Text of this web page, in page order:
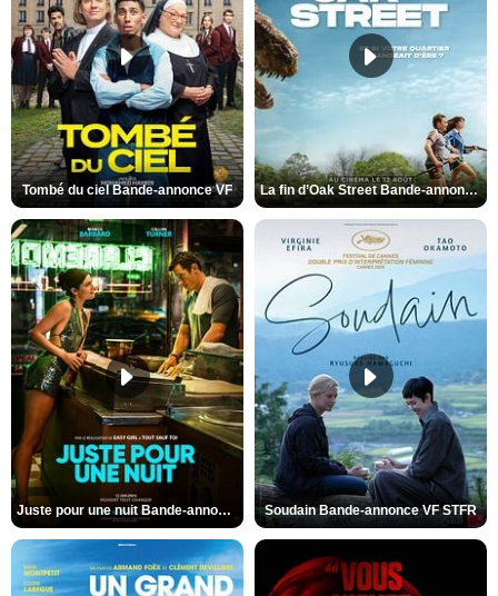
Tombé du ciel Bande-annonce VF La fin d’Oak Street Bande-annonce VO STFR
Juste pour une nuit Bande-annonce VO STFR Soudain Bande-annonce VF STFR